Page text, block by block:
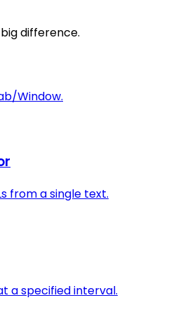
difference.
Window.
from a single text.
a specified interval.